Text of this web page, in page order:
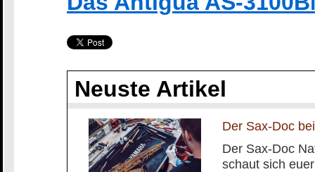
Neuste Artikel
Der Sax-Doc
Der Sax-Doc
schaut sich